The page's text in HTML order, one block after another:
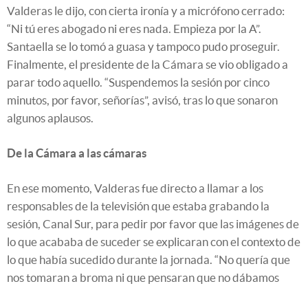
Valderas le dijo, con cierta ironía y a micrófono cerrado:
“Ni tú eres abogado ni eres nada. Empieza por la A”.
Santaella se lo tomó a guasa y tampoco pudo proseguir.
Finalmente, el presidente de la Cámara se vio obligado a
parar todo aquello. “Suspendemos la sesión por cinco
minutos, por favor, señorías”, avisó, tras lo que sonaron
algunos aplausos.
De la Cámara a las cámaras
En ese momento, Valderas fue directo a llamar a los
responsables de la televisión que estaba grabando la
sesión, Canal Sur, para pedir por favor que las imágenes de
lo que acababa de suceder se explicaran con el contexto de
lo que había sucedido durante la jornada. “No quería que
nos tomaran a broma ni que pensaran que no dábamos